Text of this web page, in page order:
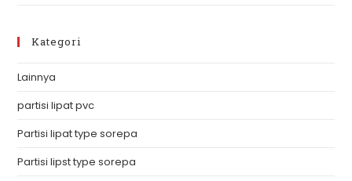
Kategori
Lainnya
partisi lipat pvc
Partisi lipat type sorepa
Partisi lipst type sorepa